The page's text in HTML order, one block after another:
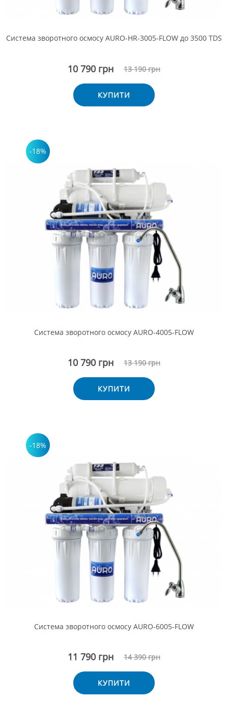
Система зворотного осмосу AURO-HR-3005-FLOW до 3500 TDS
10 790 грн 13 190 грн
КУПИТИ
-18%
Система зворотного осмосу AURO-4005-FLOW
10 790 грн 13 190 грн
КУПИТИ
-18%
Система зворотного осмосу AURO-6005-FLOW
11 790 грн 14 390 грн
КУПИТИ